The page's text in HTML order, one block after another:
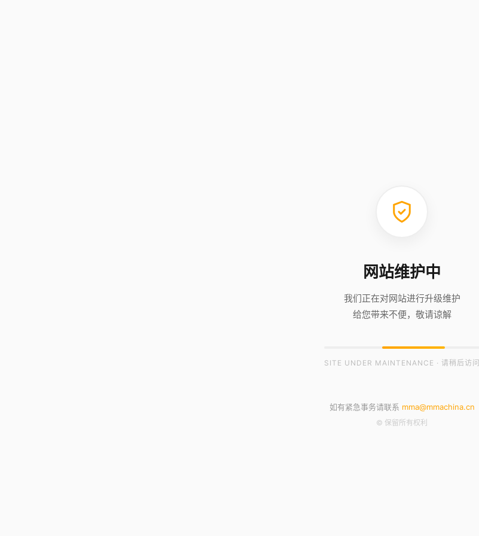
网站维护中
我们正在对网站进行升级维护
给您带来不便，敬请谅解
SITE UNDER MAINTENANCE · 请稍后访问
如有紧急事务请联系 mma@mmachina.cn
© 保留所有权利